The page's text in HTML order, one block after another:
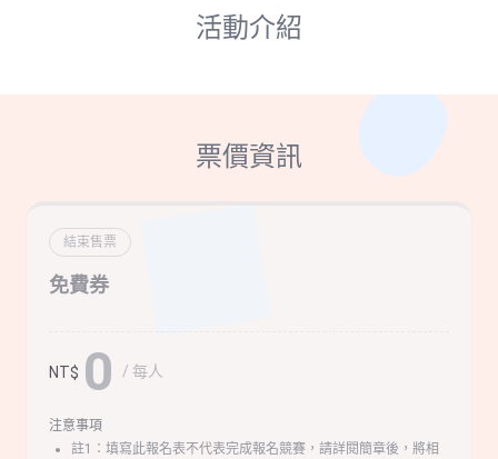
活動介紹
票價資訊
結束售票
免費券
NT$ 0 / 每人
注意事項
註1：填寫此報名表不代表完成報名競賽，請詳閱簡章後，將相